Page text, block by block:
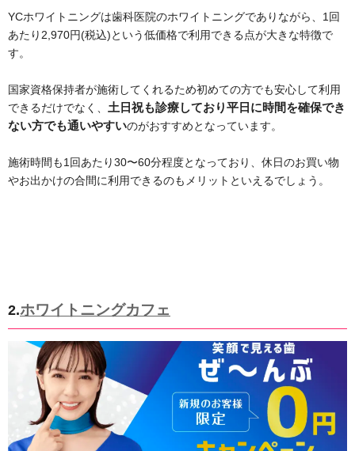
YCホワイトニングは歯科医院のホワイトニングでありながら、1回
あたり2,970円(税込)という低価格で利用できる点が大きな特徴で
す。
国家資格保持者が施術してくれるため初めての方でも安心して利用
できるだけでなく、 土日祝も診療しており平日に時間を確保でき
ない方でも通いやすいのがおすすめとなっています。
施術時間も1回あたり30〜60分程度となっており、休日のお買い物
やお出かけの合間に利用できるのもメリットといえるでしょう。
2.ホワイトニングカフェ